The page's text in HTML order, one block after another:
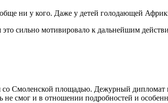
ни у кого. Даже у детей голодающей
сильно мотивировало к дальнейшим
Смоленской площадью. Дежурный дипломат
смог и в отношении подробностей и